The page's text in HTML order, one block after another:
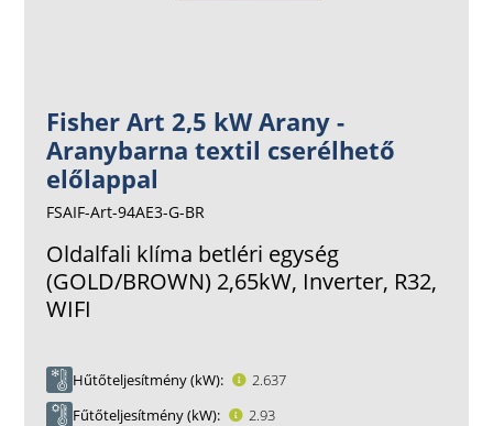
Fisher Art 2,5 kW Arany -
Aranybarna textil cserélhető
előlappal
FSAIF-Art-94AE3-G-BR
Oldalfali klíma betléri egység
(GOLD/BROWN) 2,65kW, Inverter, R32,
WIFI
Hűtőteljesítmény (kW)
2.637
Fűtőteljesítmény (kW)
2.93